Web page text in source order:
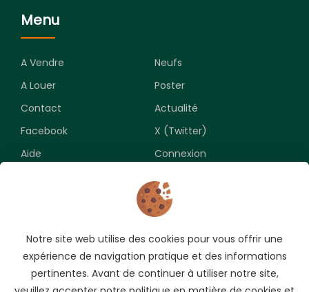
Menu
A Vendre
Neufs
A Louer
Poster
Contact
Actualité
Facebook
X (Twitter)
Aide
Connexion
Souscrivez pour recevoir les meilleures opportunités.
Notre site web utilise des cookies pour vous offrir une
expérience de navigation pratique et des informations
pertinentes. Avant de continuer à utiliser notre site,